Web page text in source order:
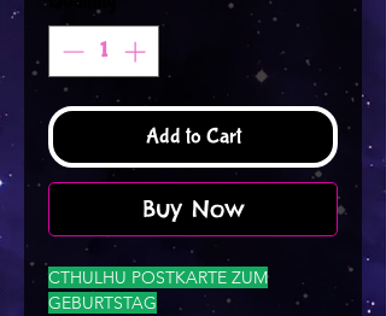
Add to Cart
Buy Now
CTHULHU POSTKARTE ZUM
GEBURTSTAG